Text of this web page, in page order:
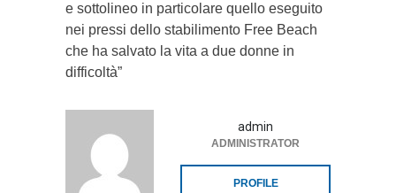
e sottolineo in particolare quello eseguito
nei pressi dello stabilimento Free Beach
che ha salvato la vita a due donne in
difficoltà”
admin
ADMINISTRATOR
PROFILE